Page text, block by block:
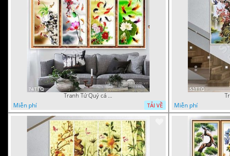
Tranh Tứ Quý cá chép bơi lội
Miễn phí
TẢI VỀ
Miễn phí